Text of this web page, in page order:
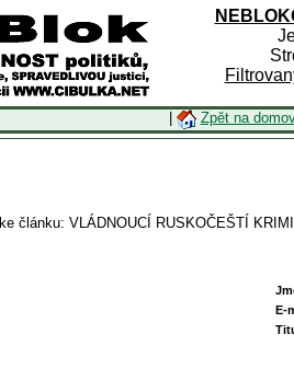
Zpět na
ke článku: VLÁDNOUCÍ RUSKOČEŠTÍ
E-